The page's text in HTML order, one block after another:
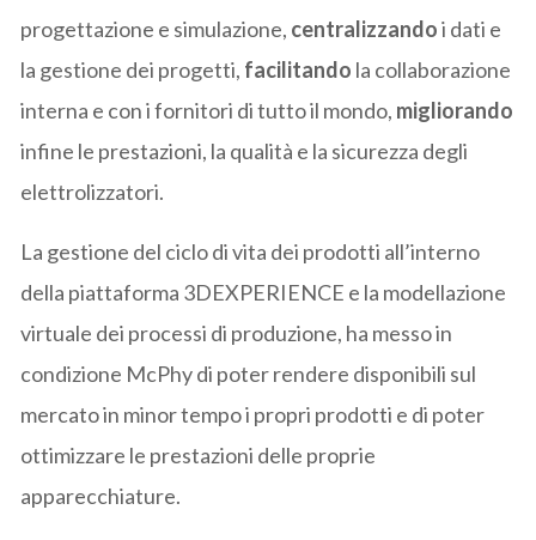
progettazione e simulazione, centralizzandoi dati e
la gestione dei progetti, facilitando la collaborazione
interna e con i fornitori di tutto il mondo, migliorando
infine le prestazioni, la qualità e la sicurezza degli
elettrolizzatori.
La gestione del ciclo di vita dei prodotti all’interno
della piattaforma 3DEXPERIENCE e la modellazione
virtuale dei processi di produzione, ha messo in
condizione McPhy di poter rendere disponibili sul
mercato in minor tempo i propri prodotti e di poter
ottimizzare le prestazioni delle proprie
apparecchiature.